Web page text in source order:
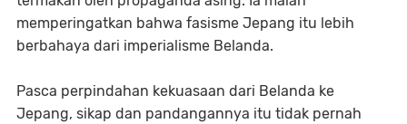
memperingatkan bahwa fasisme Jepang itu lebih
berbahaya dari imperialisme Belanda.
Pasca perpindahan kekuasaan dari Belanda ke
Jepang, sikap dan pandangannya itu tidak pernah